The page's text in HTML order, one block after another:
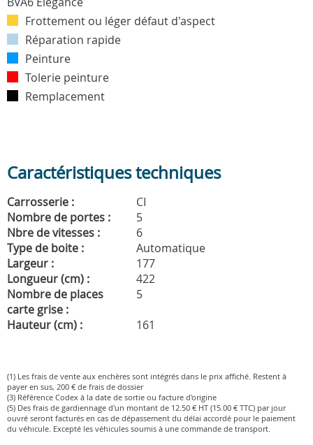
Frottement ou léger défaut d'aspect
Réparation rapide
Peinture
Tolerie peinture
Remplacement
Caractéristiques techniques
Carrosserie :
CI
Nombre de portes :
5
Nbre de vitesses :
6
Type de boite :
Automatique
Largeur :
177
Longueur (cm) :
422
Nombre de places
carte grise :
5
Hauteur (cm) :
161
(1) Les frais de vente aux enchères sont intégrés dans le prix affiché. Restent à
payer en sus, 200 € de frais de dossier
(3) Référence Codex à la date de sortie ou facture d'origine
(5) Des frais de gardiennage d'un montant de 12.50 € HT (15.00 € TTC) par jour
ouvré seront facturés en cas de dépassement du délai accordé pour le paiement
du véhicule. Excepté les véhicules soumis à une commande de transport.